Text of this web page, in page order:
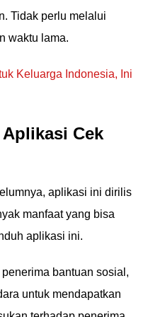
Tidak perlu melalui
waktu lama.
Keluarga Indonesia, Ini
Cek
aplikasi ini dirilis
manfaat yang bisa
aplikasi ini.
bantuan sosial,
untuk mendapatkan